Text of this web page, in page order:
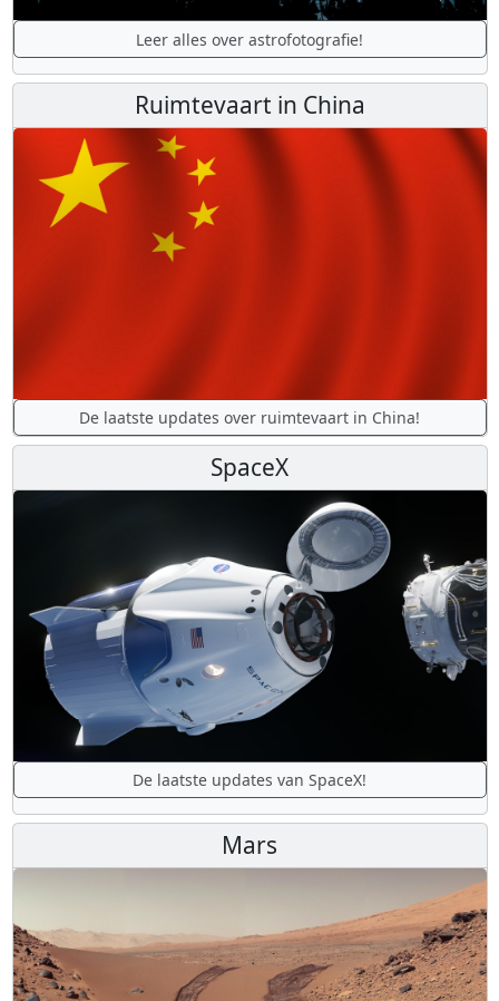
Leer alles over astrofotografie!
Ruimtevaart in China
De laatste updates over ruimtevaart in China!
SpaceX
De laatste updates van SpaceX!
Mars